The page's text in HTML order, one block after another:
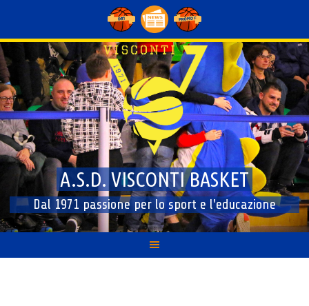
content
A.S.D. VISCONTI BASKET
Dal 1971 passione per lo sport e l'educazione